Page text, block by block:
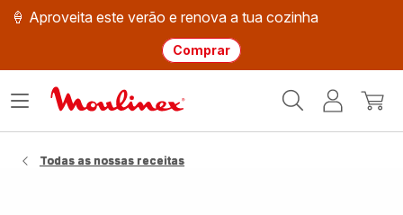
🍦 Aproveita este verão e renova a tua cozinha
Comprar
Moulinex
O
Abrir
Todas as nossas receitas